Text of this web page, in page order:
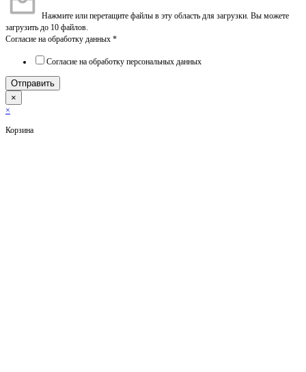
Нажмите или перетащите файлы в эту область для загрузки. Вы можете
загрузить до 10 файлов.
Согласие на обработку данных *
Согласие на обработку персональных данных
Отправить
×
×
Корзина